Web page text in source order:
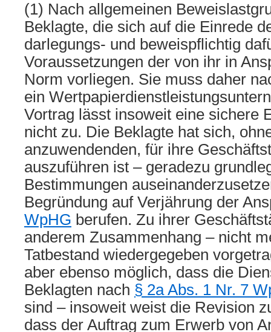
(1) Nach allgemeinen
Beklagte, die sich auf die Einrede
darlegungs- und beweispflichtig
Voraussetzungen der von ihr in
Norm vorliegen. Sie muss daher
ein
Vortrag lässt insoweit eine sichere
nicht zu. Die Beklagte hat sich,
anzuwendenden, für ihre
auszuführen ist – geradezu
Bestimmungen
Begründung auf Verjährung der
WpHG berufen. Zu ihrer
anderem Zusammenhang – nicht
Tatbestand wiedergegeben
aber ebenso möglich, dass die
Beklagten nach § 2a Abs. 1 Nr. 7
sind – insoweit weist die Revision
dass der Auftrag zum Erwerb von